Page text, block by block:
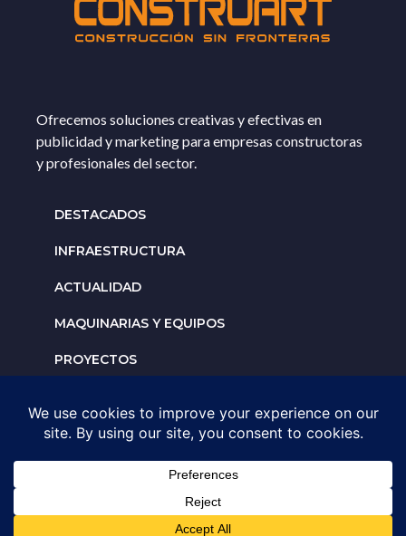
Ofrecemos soluciones creativas y efectivas en
publicidad y marketing para empresas constructoras
y profesionales del sector.
DESTACADOS
INFRAESTRUCTURA
ACTUALIDAD
MAQUINARIAS Y EQUIPOS
PROYECTOS
Solicita un espacio para
tu negocio